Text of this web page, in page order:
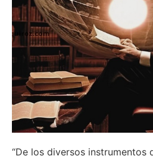
“De los diversos instrumentos